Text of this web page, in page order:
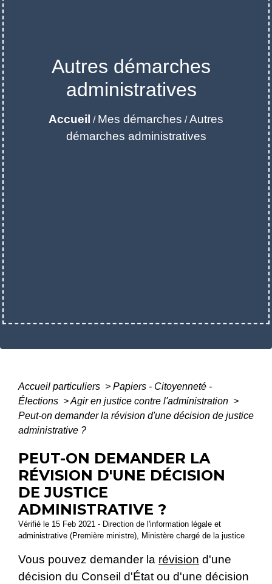
Autres démarches
administratives
Accueil / Mes démarches /Autres
démarches administratives
Accueil particuliers > Papiers - Citoyenneté -
Élections >Agir en justice contre l'administration >
Peut-on demander la révision d'une décision de justice
administrative ?
PEUT-ON DEMANDER LA
RÉVISION D'UNE DÉCISION
DE JUSTICE
ADMINISTRATIVE ?
Vérifié le 15 Feb 2021 - Direction de l'information légale et
administrative (Première ministre), Ministère chargé de la justice
Vous pouvez demander la révision d'une
décision du Conseil d'État ou d'une décision